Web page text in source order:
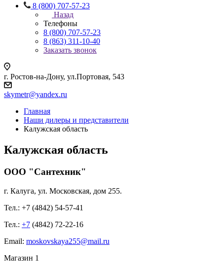
8 (800) 707-57-23
Назад
Телефоны
8 (800) 707-57-23
8 (863) 311-10-40
Заказать звонок
г. Ростов-на-Дону, ул.Портовая, 543
skymetr@yandex.ru
Главная
Наши дилеры и представители
Калужская область
Калужская область
ООО "Сантехник"
г. Калуга, ул. Московская, дом 255.
Тел.: +7 (4842) 54-57-41
Тел.: +7 (4842) 72-22-16
Email: moskovskaya255@mail.ru
Магазин 1